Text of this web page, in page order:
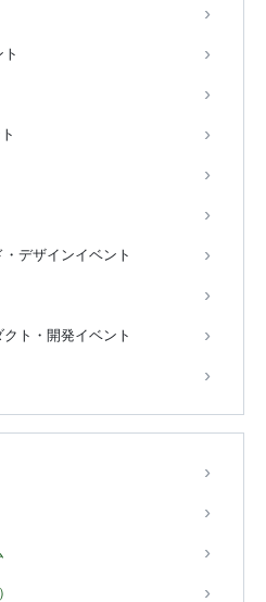
デザインイベント
ト・開発イベント